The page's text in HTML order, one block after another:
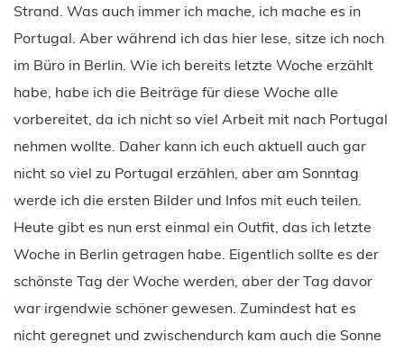
Strand. Was auch immer ich mache, ich mache es in
Portugal. Aber während ich das hier lese, sitze ich noch
im Büro in Berlin. Wie ich bereits letzte Woche erzählt
habe, habe ich die Beiträge für diese Woche alle
vorbereitet, da ich nicht so viel Arbeit mit nach Portugal
nehmen wollte. Daher kann ich euch aktuell auch gar
nicht so viel zu Portugal erzählen, aber am Sonntag
werde ich die ersten Bilder und Infos mit euch teilen.
Heute gibt es nun erst einmal ein Outfit, das ich letzte
Woche in Berlin getragen habe. Eigentlich sollte es der
schönste Tag der Woche werden, aber der Tag davor
war irgendwie schöner gewesen. Zumindest hat es
nicht geregnet und zwischendurch kam auch die Sonne